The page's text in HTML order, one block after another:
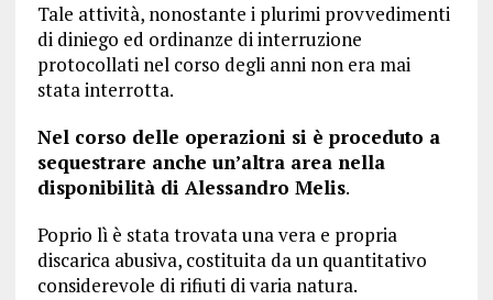
Tale attività, nonostante i plurimi provvedimenti
di diniego ed ordinanze di interruzione
protocollati nel corso degli anni non era mai
stata interrotta.
Nel corso delle operazioni si è proceduto a
sequestrare anche un’altra area nella
disponibilità di Alessandro Melis.
Poprio lì è stata trovata una vera e propria
discarica abusiva, costituita da un quantitativo
considerevole di rifiuti di varia natura.